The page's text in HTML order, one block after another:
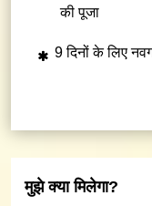
की पूजा
9 दिनों के लिए
मुझे क्या मिलेगा?